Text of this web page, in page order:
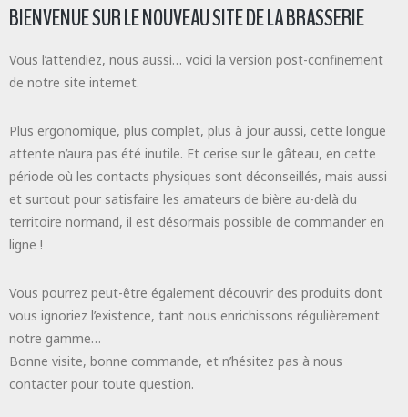
BIENVENUE SUR LE NOUVEAU SITE DE LA BRASSERIE
Vous l’attendiez, nous aussi… voici la version post-confinement
de notre site internet.
Plus ergonomique, plus complet, plus à jour aussi, cette longue
attente n’aura pas été inutile. Et cerise sur le gâteau, en cette
période où les contacts physiques sont déconseillés, mais aussi
et surtout pour satisfaire les amateurs de bière au-delà du
territoire normand, il est désormais possible de commander en
ligne !
Vous pourrez peut-être également découvrir des produits dont
vous ignoriez l’existence, tant nous enrichissons régulièrement
notre gamme…
Bonne visite, bonne commande, et n’hésitez pas à nous
contacter pour toute question.